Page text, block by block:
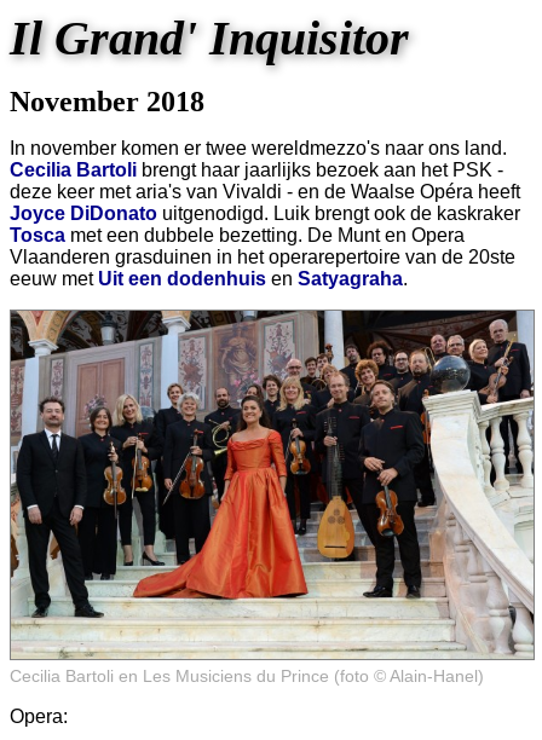
Il Grand' Inquisitor
November 2018
In november komen er twee wereldmezzo's naar ons land.
Cecilia Bartoli brengt haar jaarlijks bezoek aan het PSK -
deze keer met aria's van Vivaldi - en de Waalse Opéra heeft
Joyce DiDonato uitgenodigd. Luik brengt ook de kaskraker
Tosca met een dubbele bezetting. De Munt en Opera
Vlaanderen grasduinen in het operarepertoire van de 20ste
eeuw met Uit een dodenhuis en Satyagraha.
Cecilia Bartoli en Les Musiciens du Prince (foto © Alain-Hanel)
Opera: